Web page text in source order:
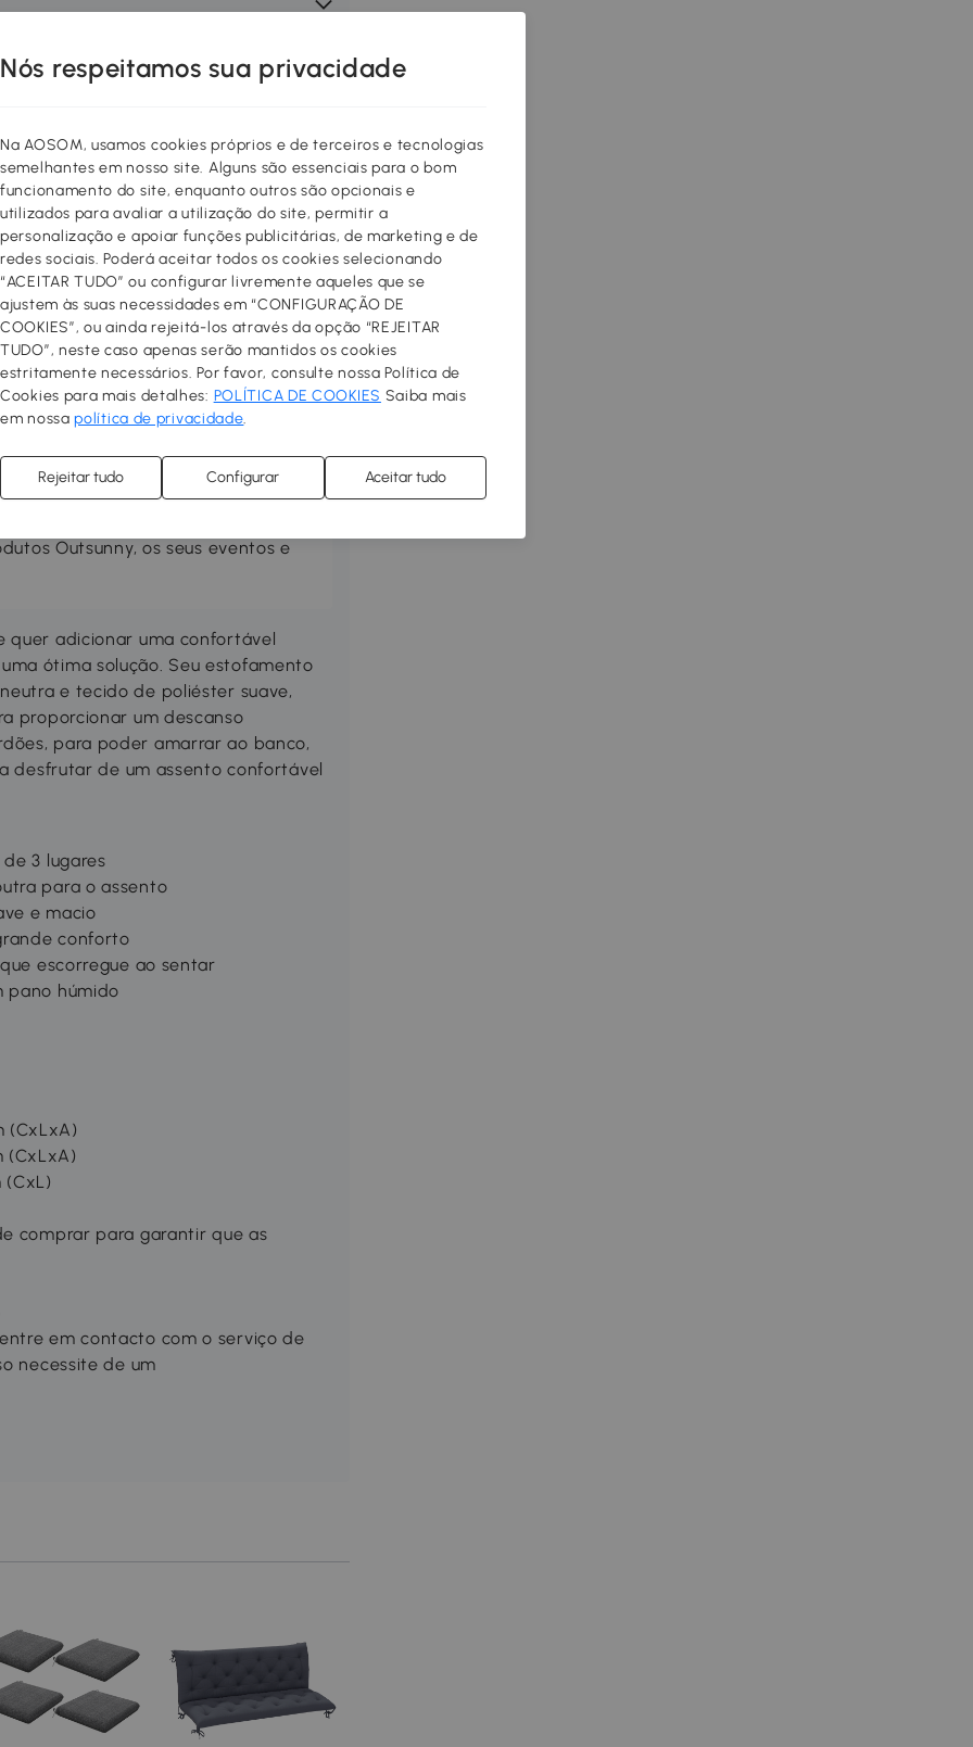
no seu espaço preferido.
prático e acolhedor.
toldos, guarda-sóis, pisos
mobiliário de exterior
um churrasco e desfrute ao
Outsunny, os seus eventos e
quer adicionar uma confortável
ótima solução. Seu estofamento
e tecido de poliéster suave,
proporcionar um descanso
para poder amarrar ao banco,
desfrutar de um assento confortável
3 lugares
para o assento
e macio
conforto
escorregue ao sentar
pano húmido
(CxLxA)
(CxLxA)
(CxL)
comprar para garantir que as
em contacto com o serviço de
necessite de um
Nós respeitamos sua privacidade
Na AOSOM, usamos cookies próprios e de terceiros e tecnologias
semelhantes em nosso site. Alguns são essenciais para o bom
funcionamento do site, enquanto outros são opcionais e
utilizados para avaliar a utilização do site, permitir a
personalização e apoiar funções publicitárias, de marketing e de
redes sociais. Poderá aceitar todos os cookies selecionando
“ACEITAR TUDO” ou configurar livremente aqueles que se
ajustem às suas necessidades em “CONFIGURAÇÃO DE
COOKIES”, ou ainda rejeitá-los através da opção “REJEITAR
TUDO”, neste caso apenas serão mantidos os cookies
estritamente necessários. Por favor, consulte nossa Política de
Cookies para mais detalhes: POLÍTICA DE COOKIES Saiba mais
em nossapolítica de privacidade.
Rejeitar tudo Configurar Aceitar tudo